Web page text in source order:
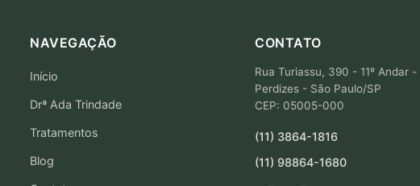
NAVEGAÇÃO
Início
Drª Ada Trindade
Tratamentos
Blog
CONTATO
Rua Turiassu, 390 - 11º Andar -
Perdizes - São Paulo/SP
CEP: 05005-000
(11) 3864-1816
(11) 98864-1680